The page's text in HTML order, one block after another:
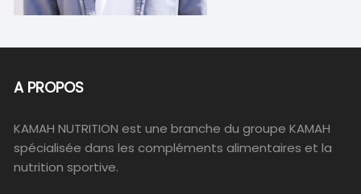
A PROPOS
KAMAH NUTRITION est une branche du groupe KAMAH
spécialisée dans les compléments alimentaires et la
nutrition sportive.